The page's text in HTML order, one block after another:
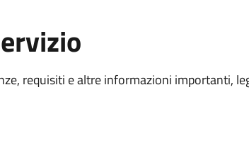
requisiti e altre informazioni importanti,